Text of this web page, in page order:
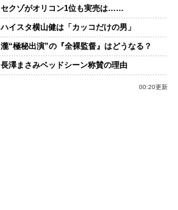
セクゾがオリコン1位も実売は……
ハイスタ横山健は「カッコだけの男」
瀧“極秘出演”の『全裸監督』はどうなる？
長澤まさみベッドシーン称賛の理由
00:20更新